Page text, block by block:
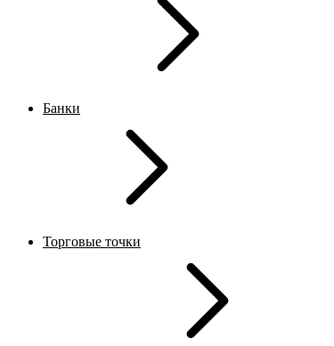
Банки
Торговые точки